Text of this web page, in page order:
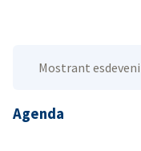
Mostrant
Agenda